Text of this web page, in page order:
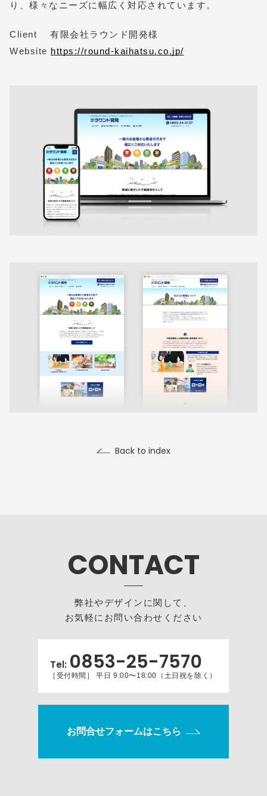
り、様々なニーズに幅広く対応されています。
Client 有限会社ラウンド開発様
Website https://round-kaihatsu.co.jp/
Back to index
CONTACT
弊社やデザインに関して、
お気軽にお問い合わせください
Tel: 0853-25-7570
［受付時間］ 平日 9:00〜18:00（土日祝を除く）
お問合せフォームはこちら